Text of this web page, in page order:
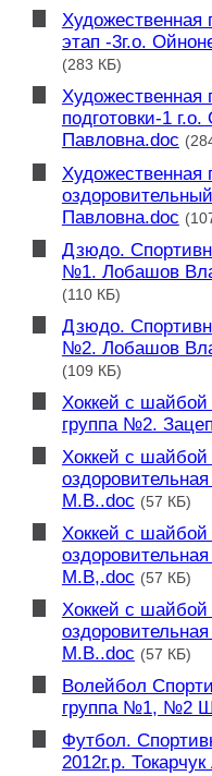
Художественная
этап -3г.о.
(283 КБ)
Художественная
подготовки-1
Павловна.doc
Художественная
Павловна.doc
Дзюдо.
№1. Лобашов
(110 КБ)
Дзюдо.
№2. Лобашов
(109 КБ)
Хоккей с шайбой
группа №2.
Хоккей с шайбой
М.В..doc (57 КБ)
Хоккей с шайбой
М.В,.doc (57 КБ)
Хоккей с шайбой
М.В..doc (57 КБ)
Волейбол
группа №1, №2
Футбол.
2012г.р.